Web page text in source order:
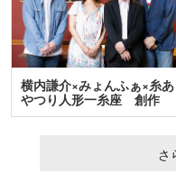
横内謙介×みょんふぁ×糸あ
やつり人形一糸座 創作
人…
さ